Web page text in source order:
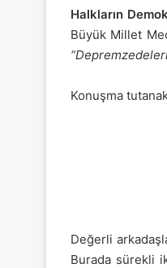
Halkların
Büyük Millet
Konuşma
Değerli
Burada sürekli